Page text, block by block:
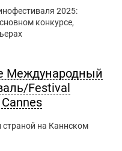
2025:
конкурсе,
Международный
Festival
страной на Каннском